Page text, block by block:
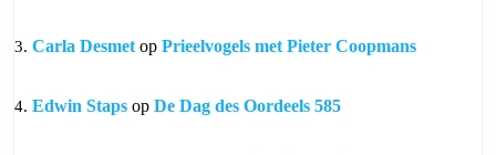
Carla Desmet op Prieelvogels met Pieter Coopmans
Edwin Staps op De Dag des Oordeels 585